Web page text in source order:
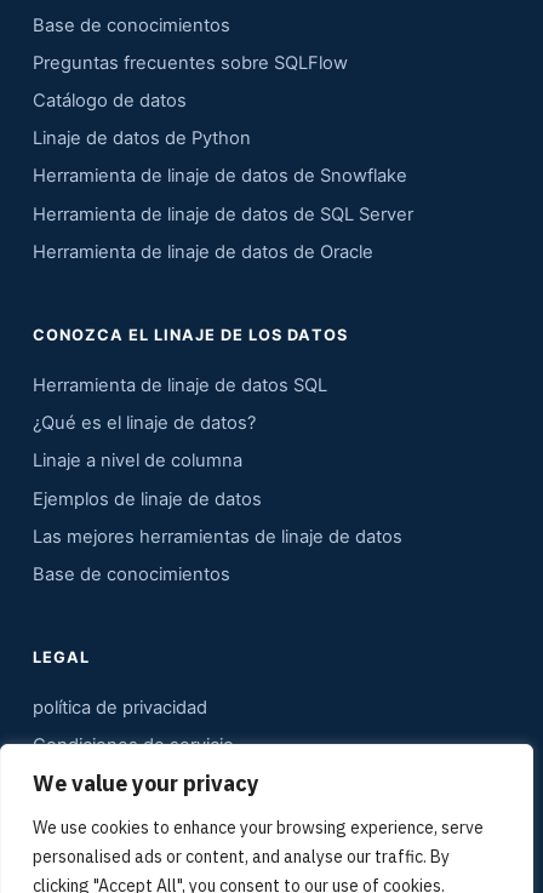
We value your privacy
We use cookies to enhance your browsing experience, serve
personalised ads or content, and analyse our traffic. By
clicking "Accept All", you consent to our use of cookies.
Base de conocimientos
Preguntas frecuentes sobre SQLFlow
Catálogo de datos
Linaje de datos de Python
Herramienta de linaje de datos de Snowflake
Herramienta de linaje de datos de SQL Server
Herramienta de linaje de datos de Oracle
CONOZCA EL LINAJE DE LOS DATOS
Herramienta de linaje de datos SQL
¿Qué es el linaje de datos?
Linaje a nivel de columna
Ejemplos de linaje de datos
Las mejores herramientas de linaje de datos
Base de conocimientos
LEGAL
política de privacidad
Condiciones de servicio
Contacto
Mapa del sitio
Kit de medios